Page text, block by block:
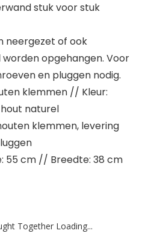
stuk voor stuk
neergezet of ook
opgehangen. Voor
en pluggen nodig.
klemmen // Kleur:
naturel
klemmen, levering
55 cm // Breedte: 38 cm
Together Loading...